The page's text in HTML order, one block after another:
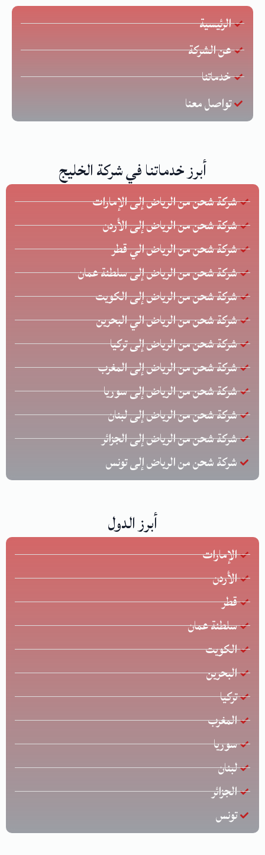
الرئيسية
عن الشركة
خدماتنا
تواصل معنا
أبرز خدماتنا في شركة الخليج
شركة شحن من الرياض إلى الإمارات
شركة شحن من الرياض إلى الأردن
شركة شحن من الرياض الي قطر
شركة شحن من الرياض إلى سلطنة عمان
شركة شحن من الرياض إلى الكويت
شركة شحن من الرياض الي البحرين
شركة شحن من الرياض إلى تركيا
شركة شحن من الرياض إلى المغرب
شركة شحن من الرياض إلى سوريا
شركة شحن من الرياض إلى لبنان
شركة شحن من الرياض إلى الجزائر
شركة شحن من الرياض إلى تونس
أبرز الدول
الإمارات
الأردن
قطر
سلطنة عمان
الكويت
البحرين
تركيا
المغرب
سوريا
لبنان
الجزائر
تونس